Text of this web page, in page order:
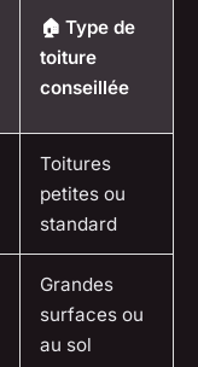
🏠 Type de
toiture
conseillée
Toitures
petites ou
standard
Grandes
surfaces ou
au sol